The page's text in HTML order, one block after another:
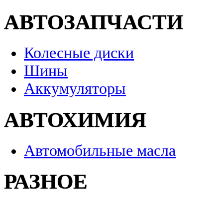
АВТОЗАПЧАСТИ
Колесные диски
Шины
Аккумуляторы
АВТОХИМИЯ
Автомобильные масла
РАЗНОЕ